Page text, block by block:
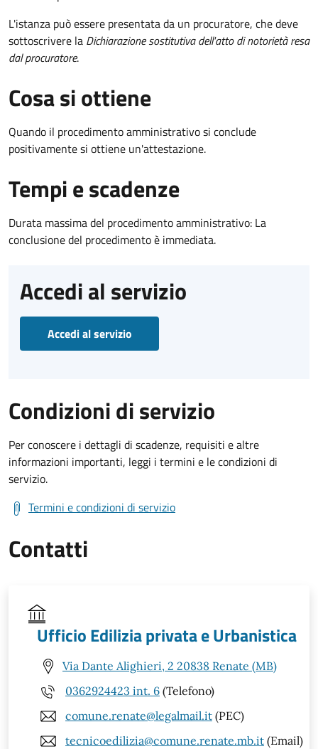
L'istanza può essere presentata da un procuratore, che deve
sottoscrivere la Dichiarazione sostitutiva dell'atto di notorietà resa
dal procuratore.
Cosa si ottiene
Quando il procedimento amministrativo si conclude
positivamente si ottiene un'attestazione.
Tempi e scadenze
Durata massima del procedimento amministrativo: La
conclusione del procedimento è immediata.
Accedi al servizio
Accedi al servizio
Condizioni di servizio
Per conoscere i dettagli di scadenze, requisiti e altre
informazioni importanti, leggi i termini e le condizioni di
servizio.
Termini e condizioni di servizio
Contatti
Ufficio Edilizia privata e Urbanistica
Via Dante Alighieri, 2 20838 Renate (MB)
0362924423 int. 6 (Telefono)
comune.renate@legalmail.it (PEC)
tecnicoedilizia@comune.renate.mb.it (Email)